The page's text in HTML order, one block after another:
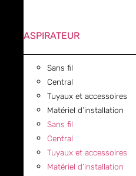
ASPIRATEUR
Sans fil
Central
Tuyaux et accessoires
Matériel d’installation
Sans fil
Central
Tuyaux et accessoires
Matériel d’installation